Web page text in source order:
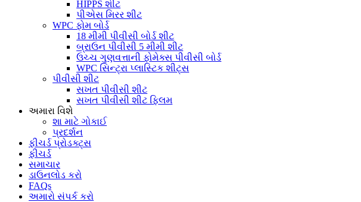
HIPPS શીટ
પીએસ મિરર શીટ
WPC ફોમ બોર્ડ
18 મીમી પીવીસી બોર્ડ શીટ
બ્રાઉન પીવીસી 5 મીમી શીટ
ઉચ્ચ ગુણવત્તાની ફોમેક્સ પીવીસી બોર્ડ
WPC સિન્ટ્રા પ્લાસ્ટિક શીટ્સ
પીવીસી શીટ
સખત પીવીસી શીટ
સખત પીવીસી શીટ ફ્લિમ
અમારા વિશે
શા માટે ગોકાઈ
પ્રદર્શન
ફીચર્ડ પ્રોડક્ટ્સ
ફીચર્ડ
સમાચાર
ડાઉનલોડ કરો
FAQs
અમારો સંપર્ક કરો